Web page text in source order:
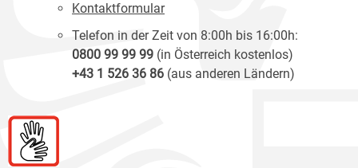
Kontaktformular
Telefon in der Zeit von 8:00h bis 16:00h:
0800 99 99 99 (in Österreich kostenlos)
+43 1 526 36 86 (aus anderen Ländern)